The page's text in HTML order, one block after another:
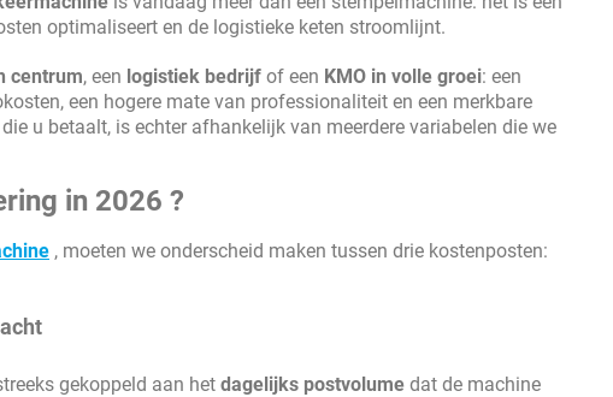
optimaliseert en de logistieke keten stroomlijnt.
centrum, een logistiek bedrijf of een KMO in volle groei: een
een hogere mate van professionaliteit en een merkbare
u betaalt, is echter afhankelijk van meerdere variabelen die we
in 2026 ?
, moeten we onderscheid maken tussen drie kostenposten:
gekoppeld aan het dagelijks postvolume dat de machine